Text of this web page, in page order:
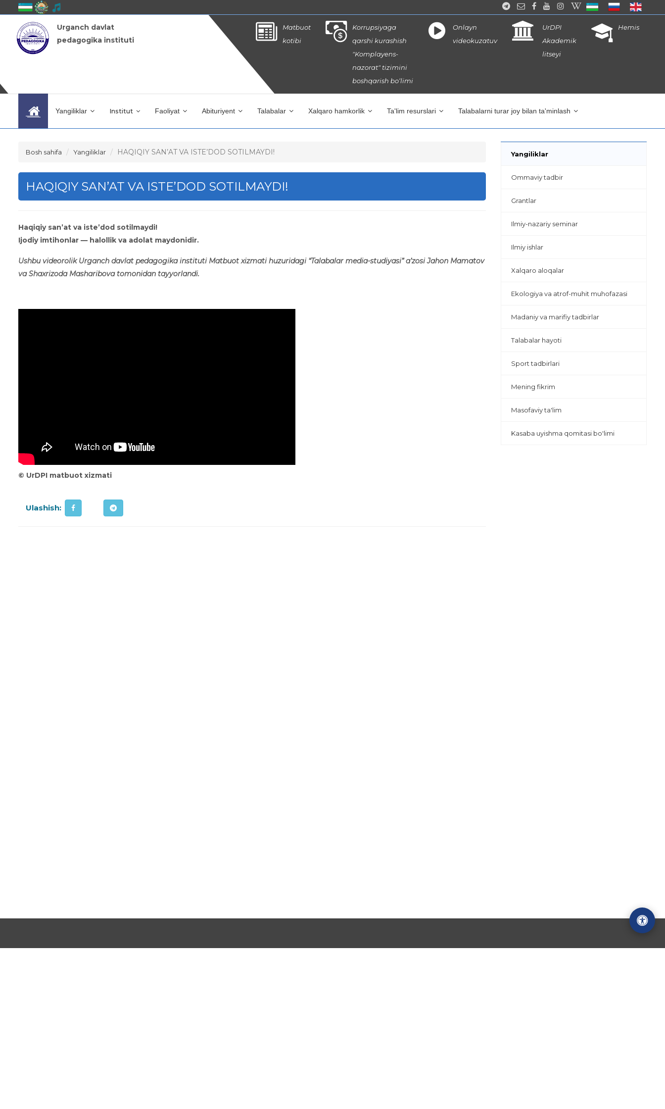
Urganch davlat
pedagogika instituti
Matbuot
kotibi
Korrupsiyaga
qarshi kurashish
"Komplayens-
nazorat" tizimini
boshqarish bo‘limi
Onlayn
videokuzatuv
UrDPI
Akademik
litseyi
Hemis
Yangiliklar Institut Faoliyat Abituriyent Talabalar Xalqaro hamkorlik Ta'lim resurslari Talabalarni turar joy bilan ta'minlash
Bosh sahifa Yangiliklar HAQIQIY SAN’AT VA ISTE’DOD SOTILMAYDI!
HAQIQIY SAN’AT VA ISTE’DOD SOTILMAYDI!
Haqiqiy san’at va iste’dod sotilmaydi!
Ijodiy imtihonlar — halollik va adolat maydonidir.
Ushbu videorolik Urganch davlat pedagogika instituti Matbuot xizmati huzuridagi “Talabalar media-studiyasi” a’zosi Jahon Mamatov
va Shaxrizoda Masharibova tomonidan tayyorlandi.
©️ UrDPI matbuot xizmati
Ulashish:
Yangiliklar
Ommaviy tadbir
Grantlar
Ilmiy-nazariy seminar
Ilmiy ishlar
Xalqaro aloqalar
Ekologiya va atrof-muhit muhofazasi
Madaniy va marifiy tadbirlar
Talabalar hayoti
Sport tadbirlari
Mening fikrim
Masofaviy ta'lim
Kasaba uyishma qomitasi bo'limi